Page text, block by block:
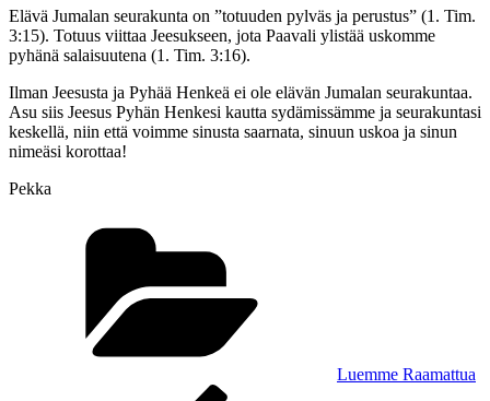
Elävä Jumalan seurakunta on ”totuuden pylväs ja perustus” (1. Tim.
3:15). Totuus viittaa Jeesukseen, jota Paavali ylistää uskomme
pyhänä salaisuutena (1. Tim. 3:16).
Ilman Jeesusta ja Pyhää Henkeä ei ole elävän Jumalan seurakuntaa.
Asu siis Jeesus Pyhän Henkesi kautta sydämissämme ja seurakuntasi
keskellä, niin että voimme sinusta saarnata, sinuun uskoa ja sinun
nimeäsi korottaa!
Pekka
Luemme Raamattua